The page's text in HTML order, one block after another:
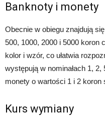
Banknoty i monety
Obecnie w obiegu znajdują
500, 1000, 2000 i 5000 koron
kolor i wzór, co ułatwia
występują w nominałach 1,
monety o wartości 1 i 2 koron
Kurs wymiany